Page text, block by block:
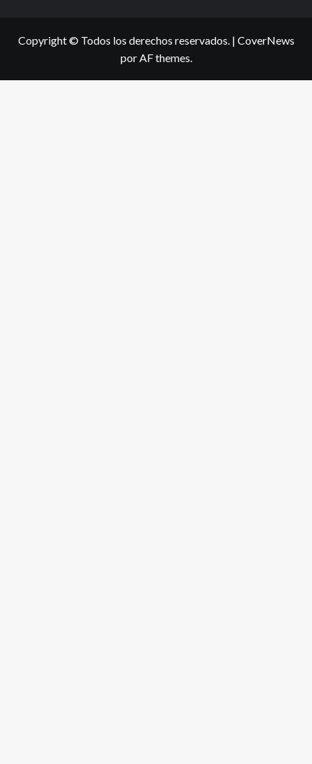
Copyright © Todos los derechos reservados. | CoverNews
por AF themes.